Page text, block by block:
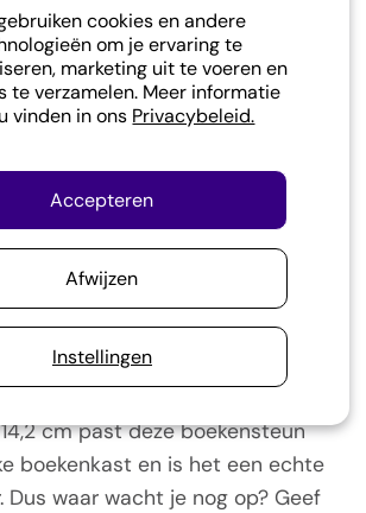
cookies en andere
om je ervaring te
marketing uit te voeren en
te verzamelen. Meer informatie
vinden in ons Privacybeleid.
Instellingen
Accepteren
Afwijzen
een stijlvolle toevoeging voor jouw
is deze prachtige boekensteun
uilen op een tak echt iets voor
van hoogwaardig zwart metaal,
niet alleen voor een
van jouw boeken, maar ook
cm past deze boekensteun
boekenkast en is het een echte
waar wacht je nog op? Geef